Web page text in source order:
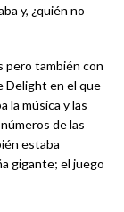
y, ¿quién no
pero también con
Delight en el que
la música y las
de las
estaba
gigante; el juego